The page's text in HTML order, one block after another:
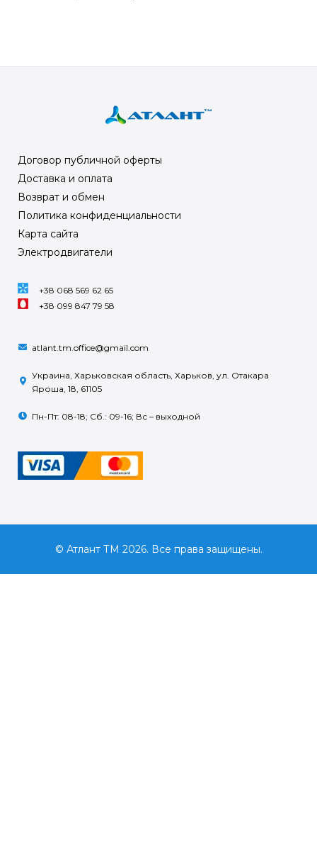
Договор публичной оферты
Доставка и оплата
Возврат и обмен
Политика конфиденциальности
Карта сайта
Электродвигатели
+38 068 569 62 65
+38 099 847 79 58
atlant.tm.office@gmail.com
Украина, Харьковская область, Харьков, ул. Отакара
Яроша, 18, 61105
Пн-Пт: 08-18; Сб.: 09-16; Вс – выходной
© Атлант ТМ 2026. Все права защищены.